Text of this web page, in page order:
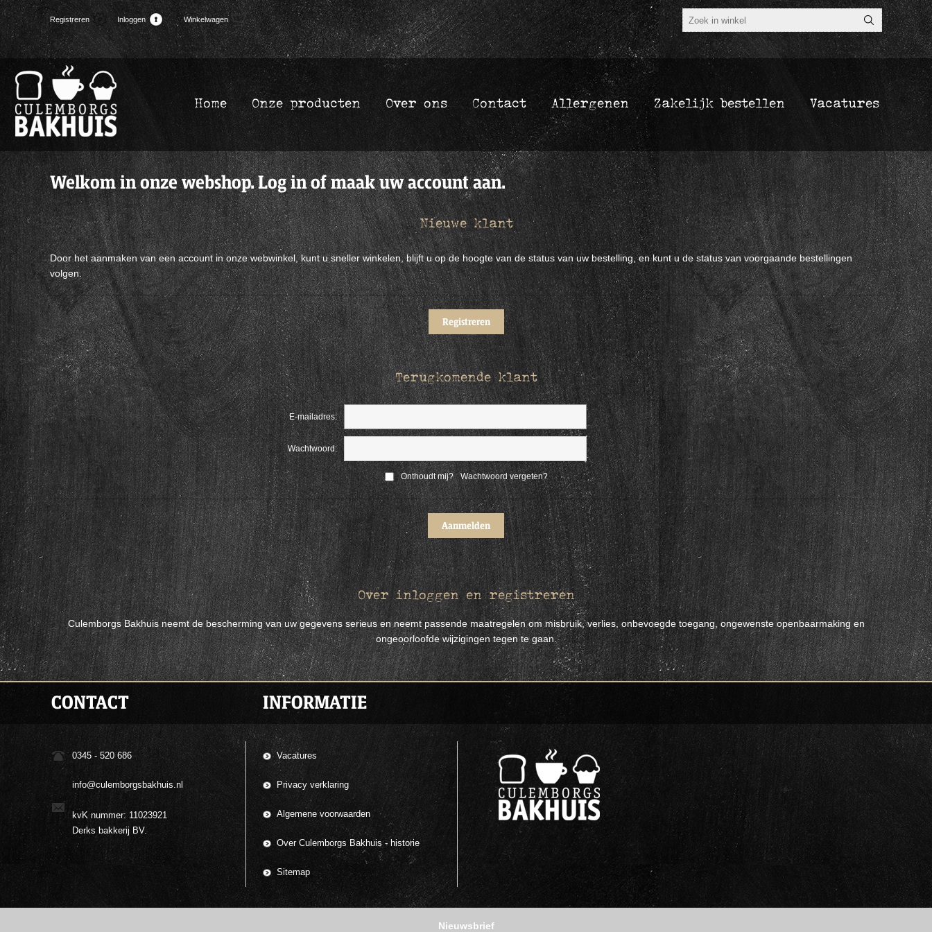
Registreren Inloggen Winkelwagen
(0)
Home Onze producten Over ons Contact Allergenen Zakelijk bestellen Vacatures
Welkom in onze webshop. Log in of maak uw account aan.
Nieuwe klant
Door het aanmaken van een account in onze webwinkel, kunt u sneller winkelen, blijft u op de hoogte van de status van uw bestelling, en kunt u de status van voorgaande bestellingen
volgen.
Terugkomende klant
E-mailadres:
Wachtwoord:
Onthoudt mij? Wachtwoord vergeten?
Over inloggen en registreren
Culemborgs Bakhuis neemt de bescherming van uw gegevens serieus en neemt passende maatregelen om misbruik, verlies, onbevoegde toegang, ongewenste openbaarmaking en
ongeoorloofde wijzigingen tegen te gaan.
CONTACT
0345 - 520 686
info@culemborgsbakhuis.nl
kvK nummer: 11023921
Derks bakkerij BV.
INFORMATIE
Vacatures
Privacy verklaring
Algemene voorwaarden
Over Culemborgs Bakhuis - historie
Sitemap
Nieuwsbrief